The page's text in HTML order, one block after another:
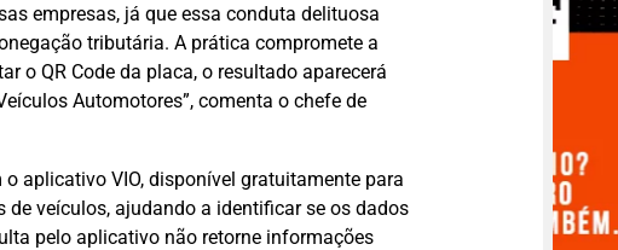
empresas, já que essa conduta delituosa
tributária. A prática compromete a
o QR Code da placa, o resultado aparecerá
Automotores”, comenta o chefe de
aplicativo VIO, disponível gratuitamente para
de veículos, ajudando a identificar se os dados
pelo aplicativo não retorne informações